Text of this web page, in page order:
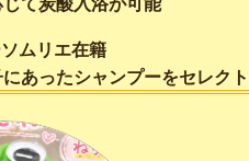
ムリエ在籍
あったシャンプーをセレク